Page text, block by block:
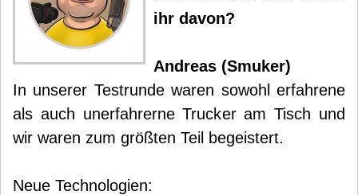
ihr davon?
Andreas (Smuker)
In unserer Testrunde waren sowohl erfahrene
als auch unerfahrerne Trucker am Tisch und
wir waren zum größten Teil begeistert.
Neue Technologien: